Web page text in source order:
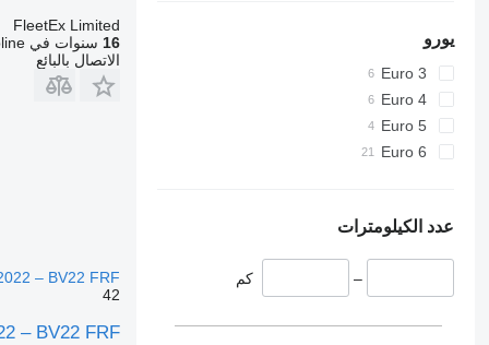
يورو
Euro 3
Euro 4
Euro 5
Euro 6
عدد الكيلومترات
– كم
FleetEx Limited
16 سنوات في Autoline
الاتصال بالبائع
– BV22 FRF
42
– BV22 FRF